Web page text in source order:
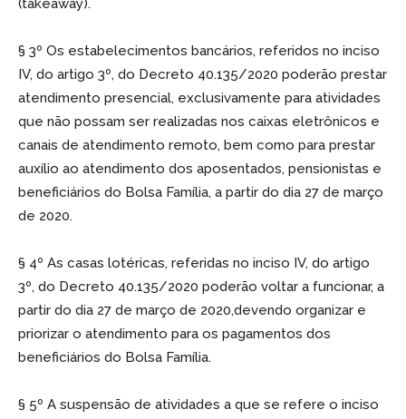
(takeaway).
§ 3º Os estabelecimentos bancários, referidos no inciso
IV, do artigo 3º, do Decreto 40.135/2020 poderão prestar
atendimento presencial, exclusivamente para atividades
que não possam ser realizadas nos caixas eletrônicos e
canais de atendimento remoto, bem como para prestar
auxílio ao atendimento dos aposentados, pensionistas e
beneficiários do Bolsa Família, a partir do dia 27 de março
de 2020.
§ 4º As casas lotéricas, referidas no inciso IV, do artigo
3º, do Decreto 40.135/2020 poderão voltar a funcionar, a
partir do dia 27 de março de 2020,devendo organizar e
priorizar o atendimento para os pagamentos dos
beneficiários do Bolsa Família.
§ 5º A suspensão de atividades a que se refere o inciso